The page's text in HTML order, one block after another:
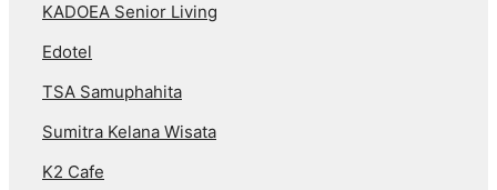
KADOEA Senior Living
Edotel
TSA Samuphahita
Sumitra Kelana Wisata
K2 Cafe